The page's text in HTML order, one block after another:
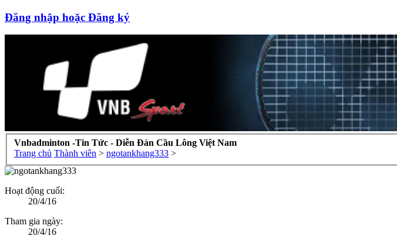
Đăng nhập hoặc Đăng ký
Vnbadminton -Tin Tức - Diễn Đàn Cầu Lông Việt Nam
Trang chủ Thành viên > ngotankhang333 >
Hoạt động cuối:
20/4/16
Tham gia ngày:
20/4/16